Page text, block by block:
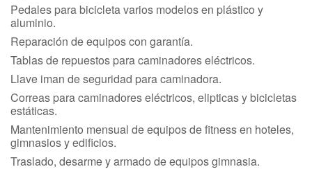
Pedales para bicicleta varios modelos en plástico y
aluminio.
Reparación de equipos con garantía.
Tablas de repuestos para caminadores eléctricos.
Llave iman de seguridad para caminadora.
Correas para caminadores eléctricos, elipticas y bicicletas
estáticas.
Mantenimiento mensual de equipos de fitness en hoteles,
gimnasios y edificios.
Traslado, desarme y armado de equipos gimnasia.